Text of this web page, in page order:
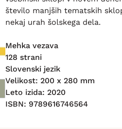
število manjših tematskih
nekaj urah šolskega dela.
Mehka vezava
128 strani
Slovenski jezik
Velikost: 200 x 280 mm
Leto izida: 2020
ISBN: 9789616746564